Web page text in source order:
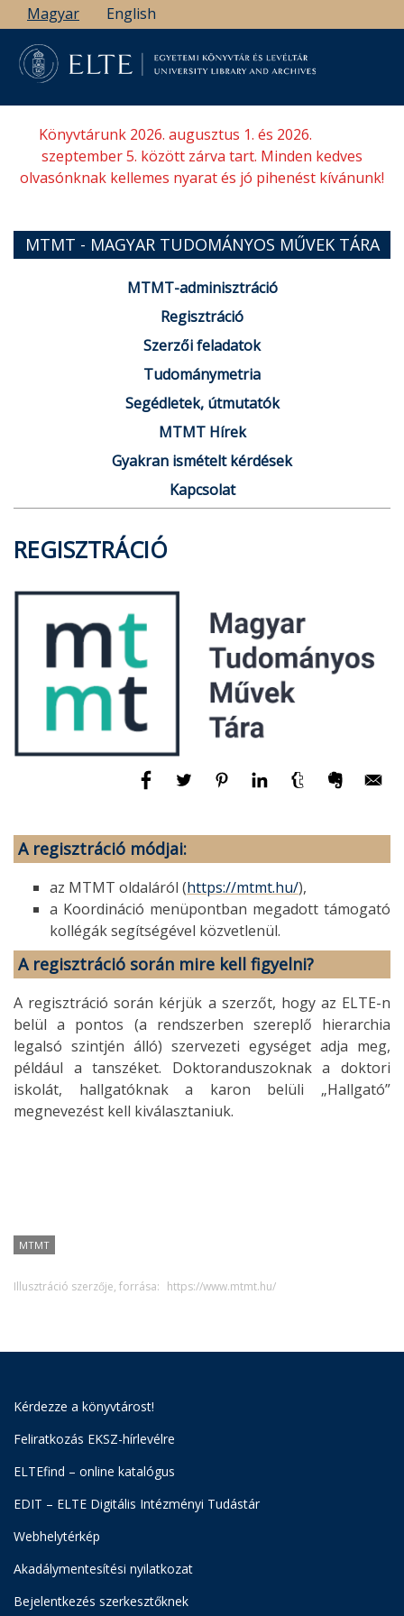
Ugrás
a
tartalomra
Magyar English
Könyvtárunk 2026. augusztus 1. és 2026.
szeptember 5. között zárva tart. Minden kedves
olvasónknak kellemes nyarat és jó pihenést kívánunk!
MTMT - MAGYAR TUDOMÁNYOS MŰVEK TÁRA
MTMT-adminisztráció
Regisztráció
Szerzői feladatok
Tudománymetria
Segédletek, útmutatók
MTMT Hírek
Gyakran ismételt kérdések
Kapcsolat
REGISZTRÁCIÓ
A regisztráció módjai:
az MTMT oldaláról (https://mtmt.hu/),
a Koordináció menüpontban megadott támogató
kollégák segítségével közvetlenül.
A regisztráció során mire kell figyelni?
A regisztráció során kérjük a szerzőt, hogy az ELTE-n
belül a pontos (a rendszerben szereplő hierarchia
legalsó szintjén álló) szervezeti egységet adja meg,
például a tanszéket. Doktoranduszoknak a doktori
iskolát, hallgatóknak a karon belüli „Hallgató”
megnevezést kell kiválasztaniuk.
MTMT
Illusztráció szerzője, forrása: https://www.mtmt.hu/
Kérdezze a könyvtárost!
Feliratkozás EKSZ-hírlevélre
ELTEfind – online katalógus
EDIT – ELTE Digitális Intézményi Tudástár
Webhelytérkép
Akadálymentesítési nyilatkozat
Bejelentkezés szerkesztőknek